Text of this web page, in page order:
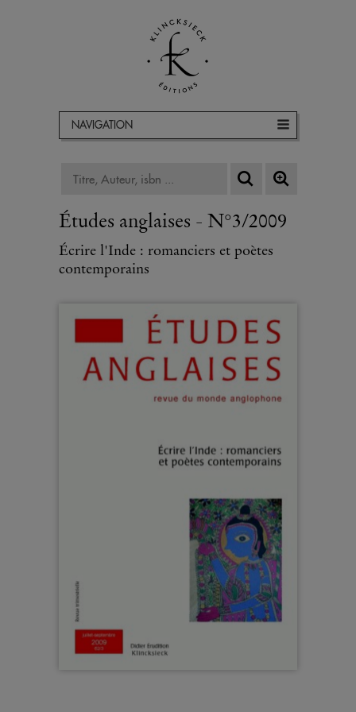
NAVIGATION
Études anglaises - N°3/2009
Écrire l'Inde : romanciers et poètes
contemporains